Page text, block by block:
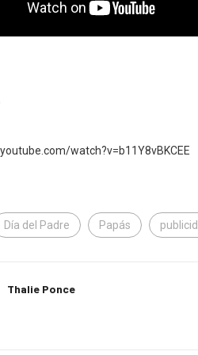
watch?v=b11Y8vBKCEE
Día del Padre Papás
Thalie Ponce